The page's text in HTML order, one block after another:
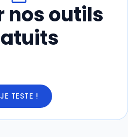
nos outils
JE TESTE !